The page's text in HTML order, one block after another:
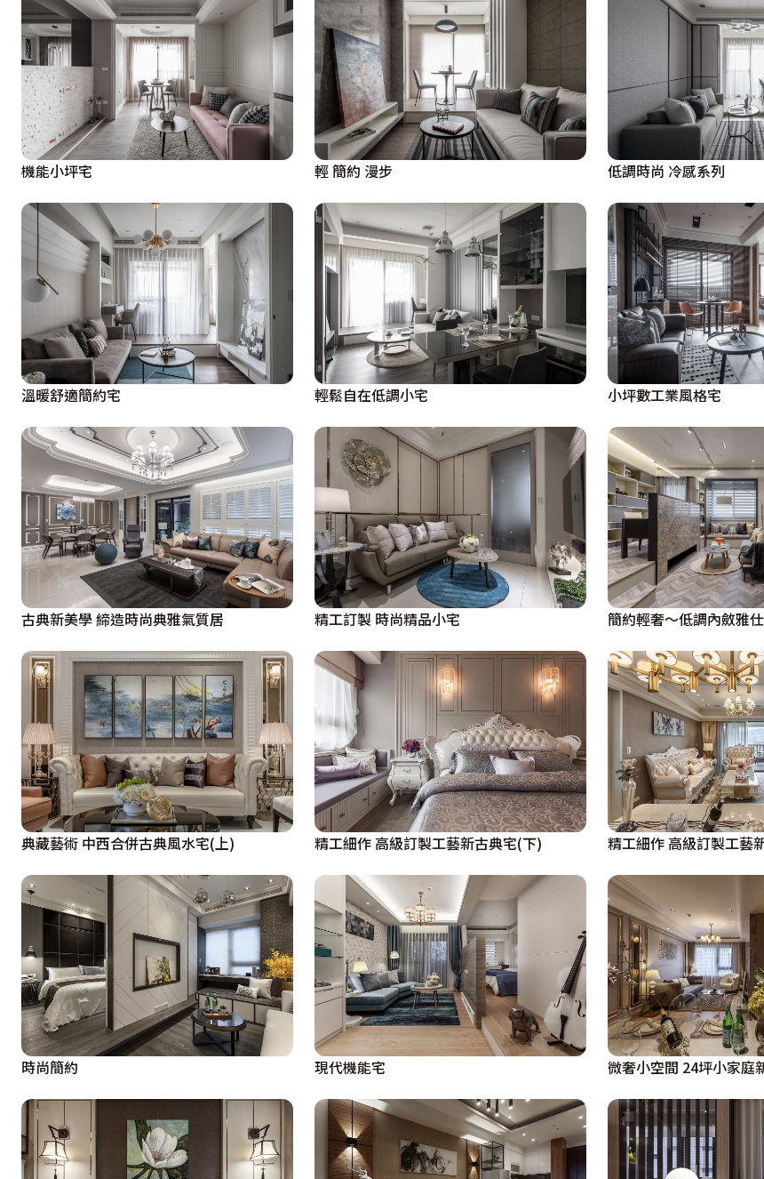
機能小坪宅 輕 簡約 漫步 低調時尚 冷感系列
溫暖舒適簡約宅 輕鬆自在低調小宅 小坪數工業風格宅
古典新美學 締造時尚典雅氣質居 精工訂製 時尚精品小宅 簡約輕奢～低調內斂雅
典藏藝術 中西合併古典風水宅(上) 精工細作 高級訂製工藝新古典宅(下) 精工細作 高級訂製工藝
時尚簡約 現代機能宅 微奢小空間 24坪小家庭